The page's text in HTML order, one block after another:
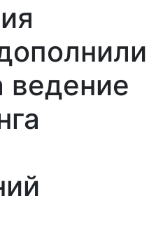
ведение